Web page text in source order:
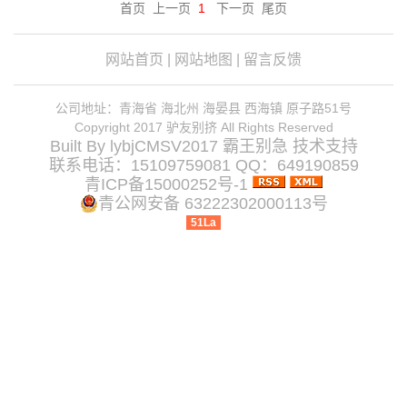
首页 上一页 1 下一页 尾页
网站首页 网站地图 留言反馈
公司地址：青海省 海北州 海晏县 西海镇 原子路51号
Copyright 2017 驴友别挤 All Rights Reserved
Built By lybjCMSV2017 霸王别急 技术支持
联系电话：15109759081 QQ：649190859
青ICP备15000252号-1
青公网安备 63222302000113号
51La